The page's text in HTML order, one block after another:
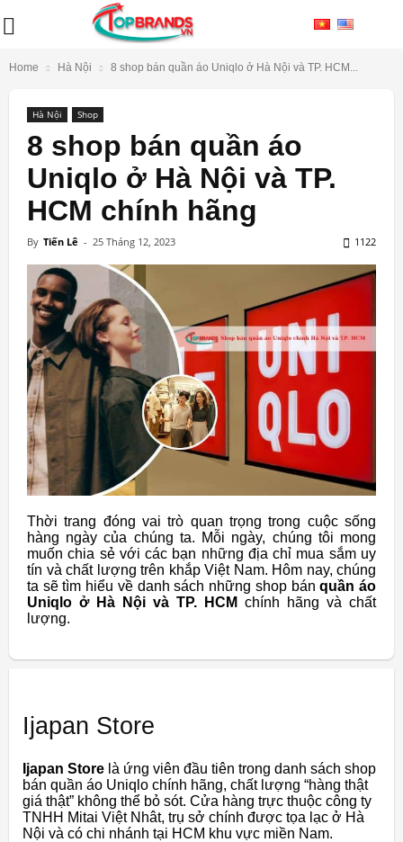
Home Hà Nội 8 shop bán quần áo Uniqlo ở Hà Nội và TP. HCM...
Hà Nội Shop
8 shop bán quần áo
Uniqlo ở Hà Nội và TP.
HCM chính hãng
By Tiến Lê - 25 Tháng 12, 2023 1122
Thời trang đóng vai trò quan trọng trong cuộc sống
hàng ngày của chúng ta. Mỗi ngày, chúng tôi mong
muốn chia sẻ với các bạn những địa chỉ mua sắm uy
tín và chất lượng trên khắp Việt Nam. Hôm nay, chúng
ta sẽ tìm hiểu về danh sách những shop bánquần áo
Uniqlo ở Hà Nội và TP. HCM chính hãng và chất
lượng.
Ijapan Store
Ijapan Store là ứng viên đầu tiên trong danh sách shop
bán quần áo Uniqlo chính hãng, chất lượng “hàng thật
giá thật” không thể bỏ sót. Cửa hàng trực thuộc công ty
TNHH Mitai Việt Nhât, trụ sở chính được tọa lạc ở Hà
Nội và có chi nhánh tại HCM khu vực miền Nam.